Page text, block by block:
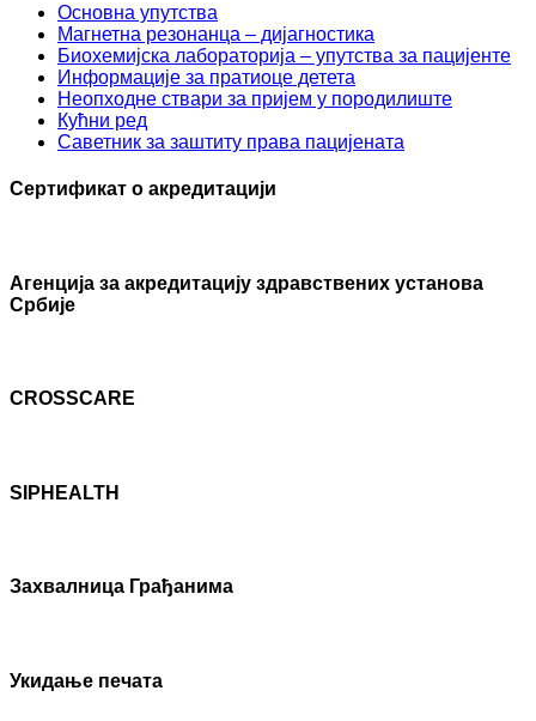
Основна упутства
Mагнетна резонанца – дијагностика
Биохемијска лабораторија – упутства за пацијенте
Информације за пратиоце детета
Неопходне ствари за пријем у породилиште
Кућни ред
Саветник за заштиту права пацијената
Сертификат о акредитацији
Агенцијa за акредитацију здравствених установа
Србије
CROSSCARE
SIPHEALTH
Захвалница Грађанима
Укидање печата